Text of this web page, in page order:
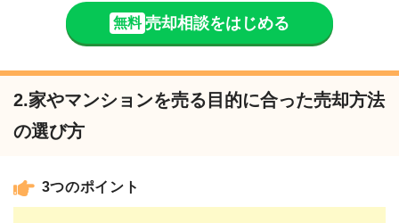
無料 売却相談をはじめる
2.家やマンションを売る目的に合った売却方法
の選び方
3つのポイント